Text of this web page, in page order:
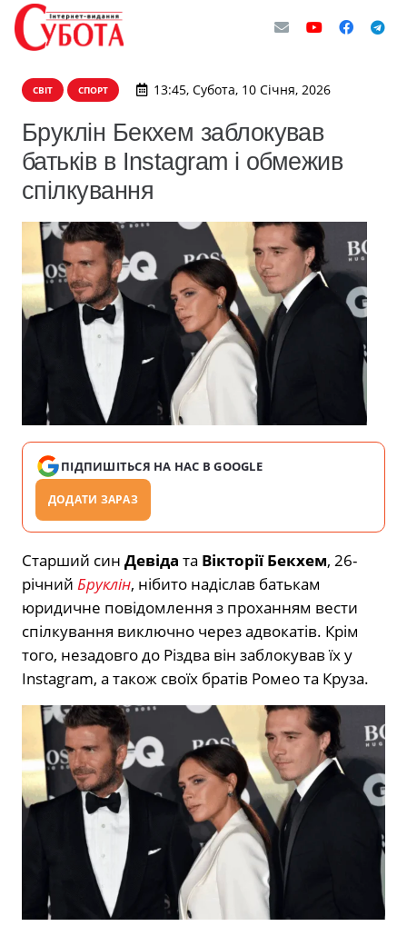
СВІТ СПОРТ 13:45, Субота, 10 Січня, 2026
Бруклін Бекхем заблокував
батьків в Instagram і обмежив
спілкування
ПІДПИШІТЬСЯ НА НАС В GOOGLE
ДОДАТИ ЗАРАЗ
Старший син Девіда та Вікторії Бекхем, 26-
річний Бруклін, нібито надіслав батькам
юридичне повідомлення з проханням вести
спілкування виключно через адвокатів. Крім
того, незадовго до Різдва він заблокував їх у
Instagram, а також своїх братів Ромео та Круза.